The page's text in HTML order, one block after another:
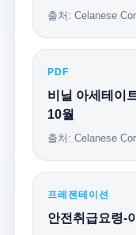
출처: Celanese
PDF
비닐 아세테이
10월
출처: Celanese
프레젠테이션
안전취급요령-